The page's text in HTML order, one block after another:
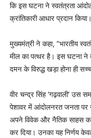
कि इस घटना ने स्वतंत्रता
क्रांतिकारी आधार प्रदान किया।
मुख्यमंत्री ने कहा, “भारतीय
मील का पत्थर है। इस घटना ने
दमन के विरुद्ध खड़ा होना ही
वीर चन्द्र सिंह ‘गढ़वाली’ उस
पेशावर में आंदोलनरत जनता पर
अपने विवेक और नैतिक साहस
कर दिया। उनका यह निर्णय